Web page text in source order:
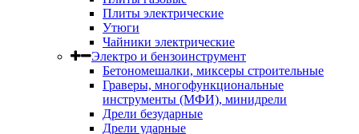
Плиты электрические
Утюги
Чайники электрические
Электро и бензоинструмент
Бетономешалки, миксеры строительные
Граверы, многофункциональные
инструменты (МФИ), минидрели
Дрели безударные
Дрели ударные